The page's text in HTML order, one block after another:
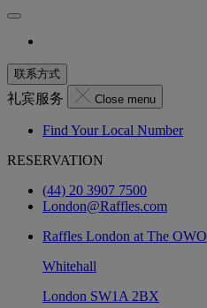
联系方式
礼宾服务 Close menu
Find Your Local Number
RESERVATION
(44) 20 3907 7500
London@Raffles.com
Raffles London at The OWO
Whitehall
London SW1A 2BX